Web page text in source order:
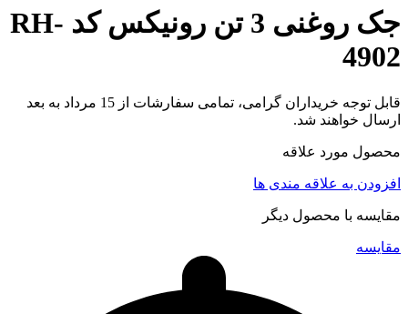
جک روغنی 3 تن رونیکس کد RH-
4902
قابل توجه خریداران گرامی، تمامی سفارشات از 15 مرداد به بعد
ارسال خواهند شد.
محصول مورد علاقه
افزودن به علاقه مندی ها
مقایسه با محصول دیگر
مقایسه